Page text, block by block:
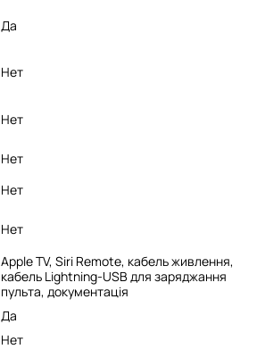
Да
Нет
Нет
Нет
Нет
Нет
Apple TV, Siri Remote, кабель живлення,
кабель Lightning-USB для заряджання
пульта, документація
Да
Нет